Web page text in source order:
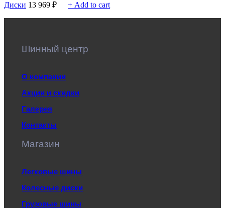
Диски 13 969 ₽ + Add to cart
Шинный центр
О компании
Акции и скидки
Галерея
Контакты
Магазин
Легковые шины
Колесные диски
Грузовые шины